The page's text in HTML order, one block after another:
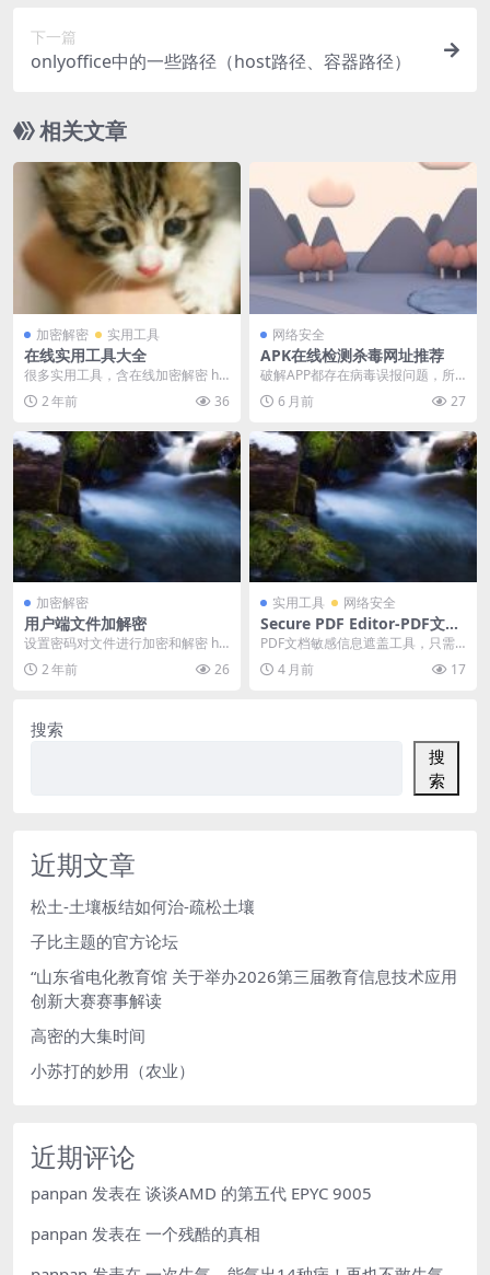
下一篇
onlyoffice中的一些路径（host路径、容器路径）
相关文章
加密解密 实用工具
在线实用工具大全
很多实用工具，含在线加密解密 htt
ps://www.panpan.org/pp...
2 年前 36
网络安全
APK在线检测杀毒网址推荐
破解APP都存在病毒误报问题，所
以非常难以区分是否存在病毒可能
性，强烈建议安装使...
6 月前 27
加密解密
用户端文件加解密
设置密码对文件进行加密和解密 htt
ps://hatsh.bye123.com/
2 年前 26
实用工具 网络安全
Secure PDF Editor-PDF文档
敏感信息遮盖工具
PDF文档敏感信息遮盖工具，只需
选择要处理的 PDF 文件，再通过手
动框选需遮蔽...
4 月前 17
搜索
搜
索
近期文章
松土-土壤板结如何治-疏松土壤
子比主题的官方论坛
“山东省电化教育馆 关于举办2026第三届教育信息技术应用
创新大赛赛事解读
高密的大集时间
小苏打的妙用（农业）
近期评论
panpan 发表在 谈谈AMD 的第五代 EPYC 9005
panpan 发表在 一个残酷的真相